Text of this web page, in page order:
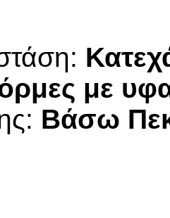
με
Βάσω